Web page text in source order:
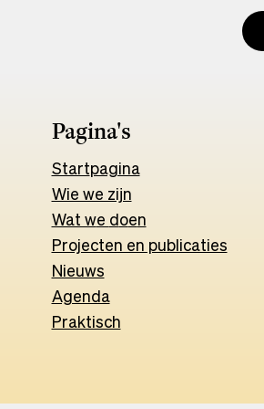
Pagina's
Startpagina
Wie we zijn
Wat we doen
Projecten en publicaties
Nieuws
Agenda
Praktisch